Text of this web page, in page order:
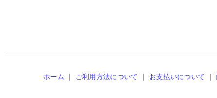
ホーム ｜ ご利用方法について ｜ お支払いについて ｜